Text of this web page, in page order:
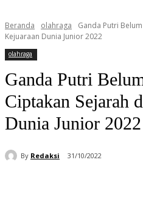
Beranda olahraga
Ganda Putri
Kejuaraan Dunia Junior 2022
olahraga
Ganda Putri
Ciptakan Sejarah
Dunia Junior 2022
By Redaksi 31/10/2022